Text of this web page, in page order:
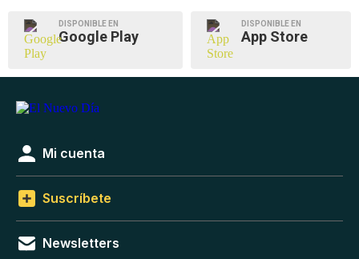
DISPONIBLE EN
Google Play
DISPONIBLE EN
App Store
Mi cuenta
Suscríbete
Newsletters